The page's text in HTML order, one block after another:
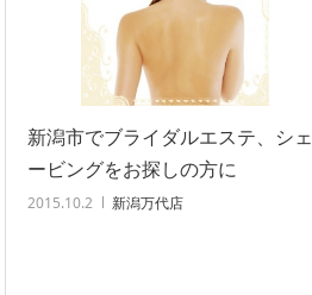
新潟市でブライダルエステ、シェ
ービングをお探しの方に
2015.10.2 新潟万代店